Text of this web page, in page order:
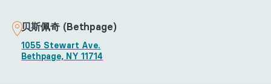
贝斯佩奇 (Bethpage)
1055 Stewart Ave.
Bethpage, NY 11714